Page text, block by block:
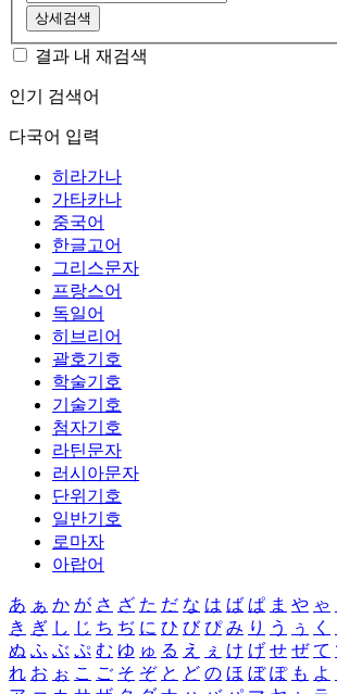
상세검색
결과 내 재검색
인기 검색어
다국어 입력
히라가나
가타카나
중국어
한글고어
그리스문자
프랑스어
독일어
히브리어
괄호기호
학술기호
기술기호
첨자기호
라틴문자
러시아문자
단위기호
일반기호
로마자
아랍어
あ ぁ か が さ ざ た だ な は ば ぱ ま や ゃ
き ぎ し じ ち ぢ に ひ び ぴ み り う ぅ く
ぬ ふ ぶ ぷ む ゆ ゅ る え ぇ け げ せ ぜ て
れ お ぉ こ ご そ ぞ と ど の ほ ぼ ぽ も よ